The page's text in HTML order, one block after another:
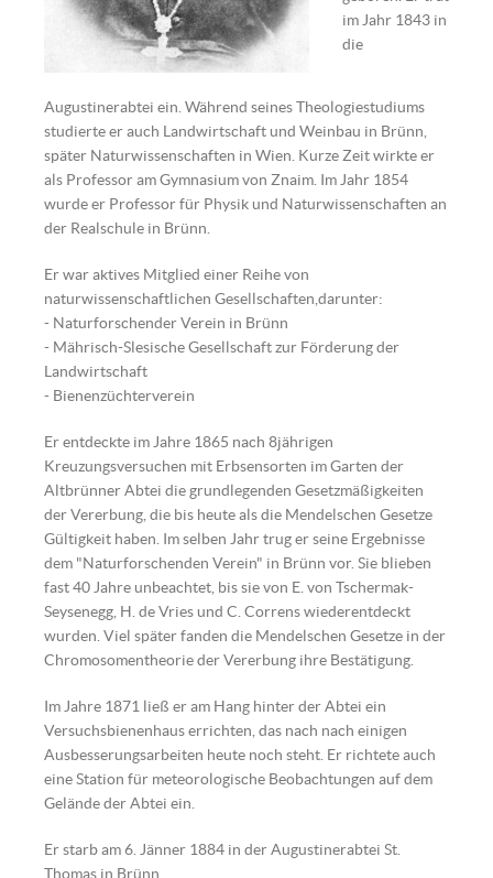
im Jahr 1843 in
die
Augustinerabtei ein. Während seines Theologiestudiums
studierte er auch Landwirtschaft und Weinbau in Brünn,
später Naturwissenschaften in Wien. Kurze Zeit wirkte er
als Professor am Gymnasium von Znaim. Im Jahr 1854
wurde er Professor für Physik und Naturwissenschaften an
der Realschule in Brünn.
Er war aktives Mitglied einer Reihe von
naturwissenschaftlichen Gesellschaften,darunter:
- Naturforschender Verein in Brünn
- Mährisch-Slesische Gesellschaft zur Förderung der
Landwirtschaft
- Bienenzüchterverein
Er entdeckte im Jahre 1865 nach 8jährigen
Kreuzungsversuchen mit Erbsensorten im Garten der
Altbrünner Abtei die grundlegenden Gesetzmäßigkeiten
der Vererbung, die bis heute als die Mendelschen Gesetze
Gültigkeit haben. Im selben Jahr trug er seine Ergebnisse
dem "Naturforschenden Verein" in Brünn vor. Sie blieben
fast 40 Jahre unbeachtet, bis sie von E. von Tschermak-
Seysenegg, H. de Vries und C. Correns wiederentdeckt
wurden. Viel später fanden die Mendelschen Gesetze in der
Chromosomentheorie der Vererbung ihre Bestätigung.
Im Jahre 1871 ließ er am Hang hinter der Abtei ein
Versuchsbienenhaus errichten, das nach nach einigen
Ausbesserungsarbeiten heute noch steht. Er richtete auch
eine Station für meteorologische Beobachtungen auf dem
Gelände der Abtei ein.
Er starb am 6. Jänner 1884 in der Augustinerabtei St.
Thomas in Brünn.